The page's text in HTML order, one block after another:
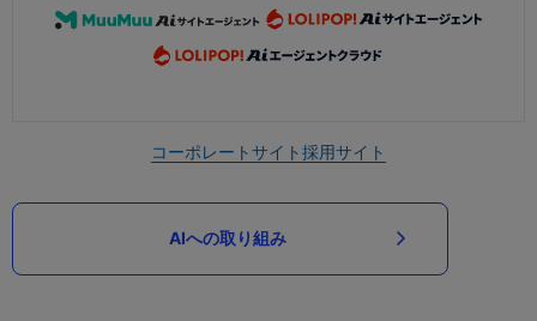
コーポレートサイト採用サイト
AIへの取り組み